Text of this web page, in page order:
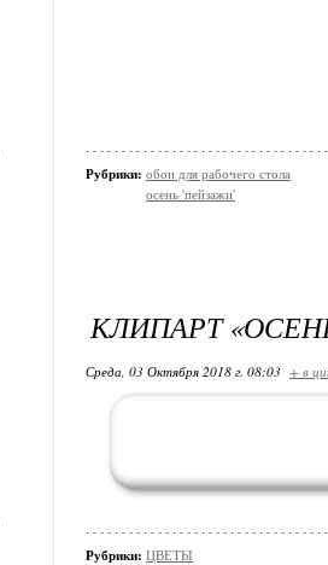
Рубрики: обои для рабочего стола
осень 'пейзажи'
КЛИПАРТ
Среда, 03 Октября 2018 г. 08:03 + в
Рубрики: ЦВЕТЫ